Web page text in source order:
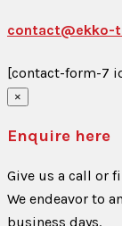
contact@ekko-
[contact-form-7
×
Enquire here
Give us a call or
We endeavor to
business days.